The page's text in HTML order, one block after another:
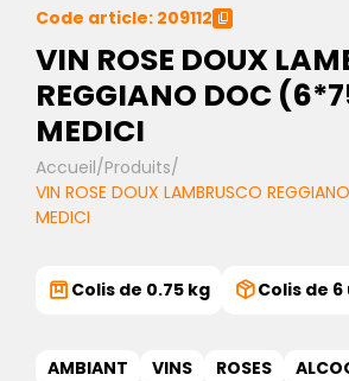
Code article: 209112
VIN ROSE DOUX
REGGIANO DOC
MEDICI
Accueil/Produits/
VIN ROSE DOUX LAMBRUSCO
MEDICI
Colis de 0.75 kg Colis de
AMBIANT VINS ROSES